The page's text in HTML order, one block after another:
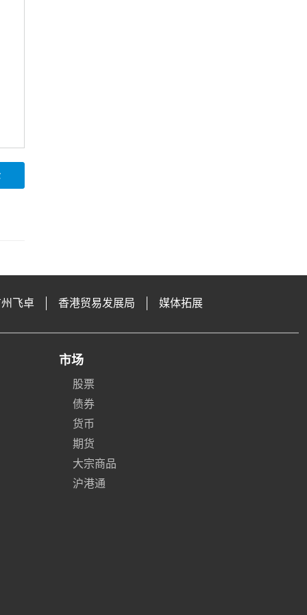
飞卓 香港贸易发展局 媒体拓展
市场
股票
债券
货币
期货
大宗商品
沪港通